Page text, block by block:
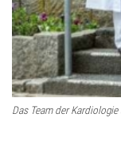
Das Team der